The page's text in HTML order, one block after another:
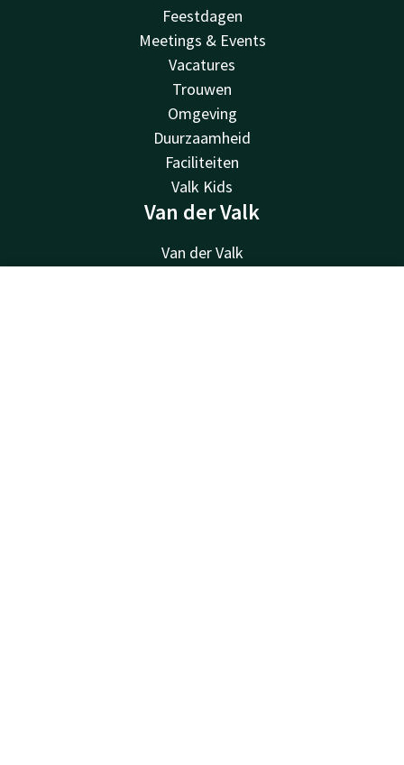
Feestdagen
Meetings & Events
Vacatures
Trouwen
Omgeving
Duurzaamheid
Faciliteiten
Valk Kids
Van der Valk
Van der Valk